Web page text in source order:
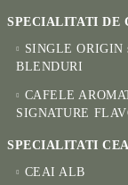
SPECIALITATI DE
SINGLE ORIGIN
BLENDURI
CAFELE
SIGNATURE
SPECIALITATI
CEAI ALB